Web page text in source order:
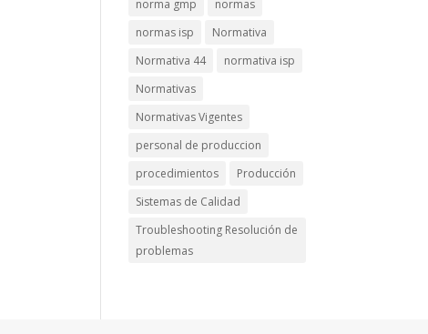
norma gmp
normas
normas isp
Normativa
Normativa 44
normativa isp
Normativas
Normativas Vigentes
personal de produccion
procedimientos
Producción
Sistemas de Calidad
Troubleshooting Resolución de
problemas